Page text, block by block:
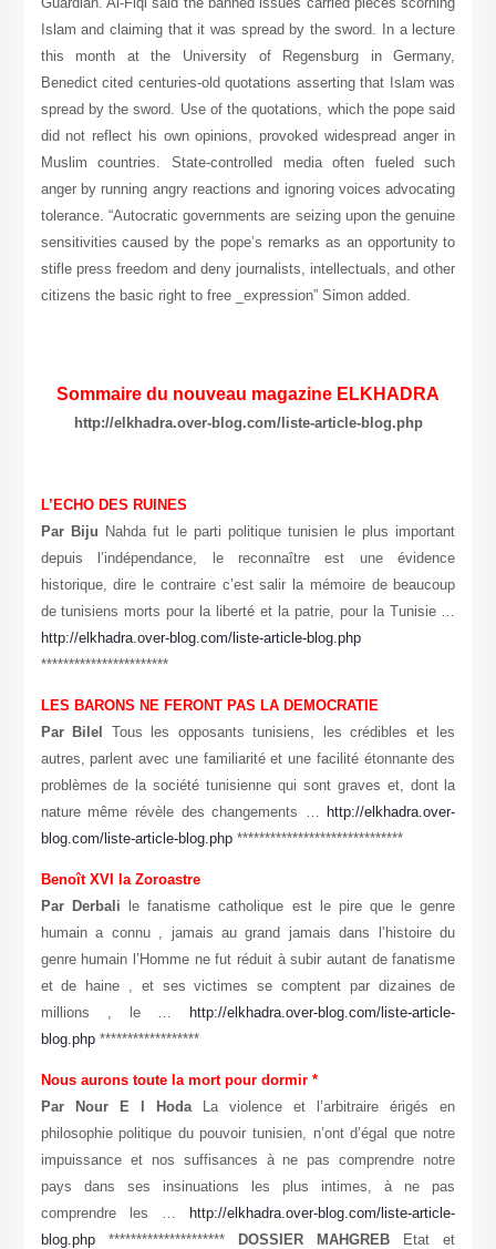
Islam and claiming that it was spread by the sword. In a lecture
this month at the University of Regensburg in Germany,
Benedict cited centuries-old quotations asserting that Islam was
spread by the sword. Use of the quotations, which the pope said
did not reflect his own opinions, provoked widespread anger in
Muslim countries. State-controlled media often fueled such
anger by running angry reactions and ignoring voices advocating
tolerance. “Autocratic governments are seizing upon the genuine
sensitivities caused by the pope’s remarks as an opportunity to
stifle press freedom and deny journalists, intellectuals, and other
citizens the basic right to free _expression” Simon added.
Sommaire du nouveau magazine ELKHADRA
http://elkhadra.over-blog.com/liste-article-blog.php
L’ECHO DES RUINES
Par Biju Nahda fut le parti politique tunisien le plus important
depuis l’indépendance, le reconnaître est une évidence
historique, dire le contraire c’est salir la mémoire de beaucoup
de tunisiens morts pour la liberté et la patrie, pour la Tunisie …
http://elkhadra.over-blog.com/liste-article-blog.php
***********************
LES BARONS NE FERONT PAS LA DEMOCRATIE
Par Bilel
Tous les opposants tunisiens, les crédibles et les
autres, parlent avec une familiarité et une facilité étonnante des
problèmes de la société tunisienne qui sont graves et, dont la
nature même révèle des changements …
http://elkhadra.over-
blog.com/liste-article-blog.php******************************
Benoît XVI la Zoroastre
Par Derbali le fanatisme catholique est le pire que le genre
humain a connu , jamais au grand jamais dans l’histoire du
genre humain l’Homme ne fut réduit à subir autant de fanatisme
et de haine , et ses victimes se comptent par dizaines de
millions , le …
http://elkhadra.over-blog.com/liste-article-
blog.php******************
Nous aurons toute la mort pour dormir *
Par Nour E l HodaLa violence et l’arbitraire érigés en
philosophie politique du pouvoir tunisien, n’ont d’égal que notre
impuissance et nos suffisances à ne pas comprendre notre
pays dans ses insinuations les plus intimes, à ne pas
comprendre les …
http://elkhadra.over-blog.com/liste-article-
blog.php********************* DOSSIER MAHGREB Etat et